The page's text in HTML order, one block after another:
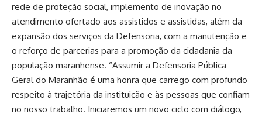
rede de proteção social, implemento de inovação no
atendimento ofertado aos assistidos e assistidas, além da
expansão dos serviços da Defensoria, com a manutenção e
o reforço de parcerias para a promoção da cidadania da
população maranhense. “Assumir a Defensoria Pública-
Geral do Maranhão é uma honra que carrego com profundo
respeito à trajetória da instituição e às pessoas que confiam
no nosso trabalho. Iniciaremos um novo ciclo com diálogo,